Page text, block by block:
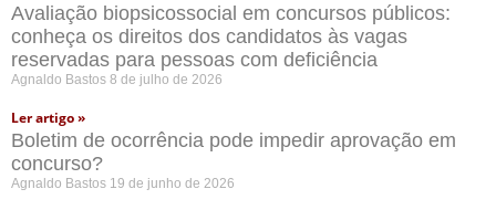
Avaliação biopsicossocial em concursos públicos:
conheça os direitos dos candidatos às vagas
reservadas para pessoas com deficiência
Agnaldo Bastos 8 de julho de 2026
Ler artigo »
Boletim de ocorrência pode impedir aprovação em
concurso?
Agnaldo Bastos 19 de junho de 2026